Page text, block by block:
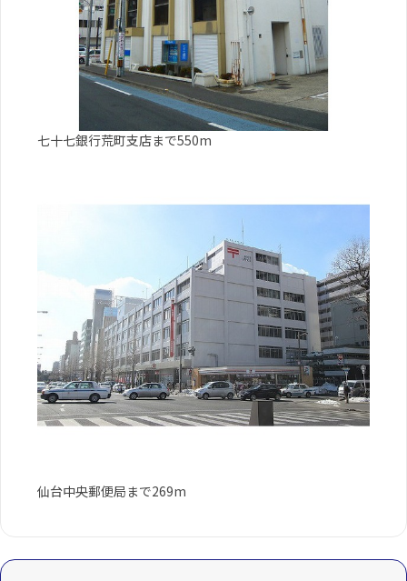
七十七銀行荒町支店まで550m
仙台中央郵便局まで269m